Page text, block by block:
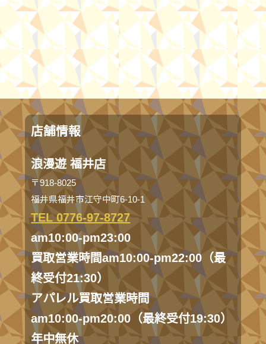
店舗情報
浪漫遊 福井店
〒918-8025
福井県福井市江守中町6-10-1
TEL 0776-97-8727
am10:00-pm23:00
買取営業時間am10:00-pm22:00（最
終受付21:30）
アパレル買取営業時間
am10:00-pm20:00（最終受付19:30）
年中無休